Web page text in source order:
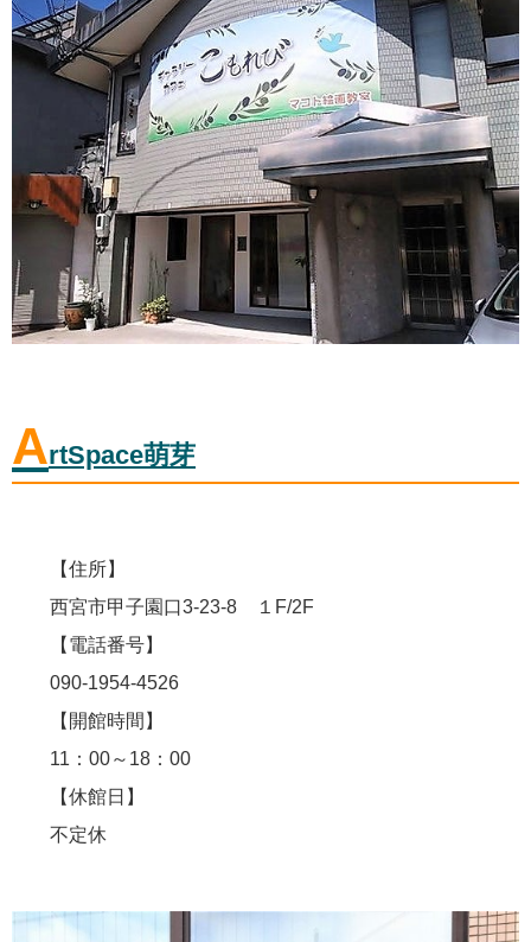
ArtSpace萌芽
【住所】
西宮市甲子園口3-23-8 １F/2F
【電話番号】
090-1954-4526
【開館時間】
11：00～18：00
【休館日】
不定休